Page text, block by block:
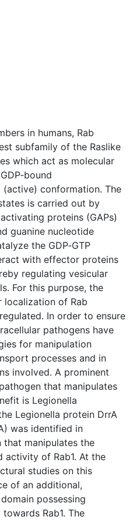
in humans, Rab
subfamily of the Raslike
which act as molecular
(active) conformation. The
is carried out by
proteins (GAPs)
guanine nucleotide
the GDP‐GTP
with effector proteins
regulating vesicular
For this purpose, the
localization of Rab
In order to ensure
pathogens have
for manipulation
processes and in
involved. A prominent
that manipulates
is Legionella
Legionella protein DrrA
was identified in
manipulates the
activity of Rab1. At the
studies on this
of an additional,
possessing
Rab1. The